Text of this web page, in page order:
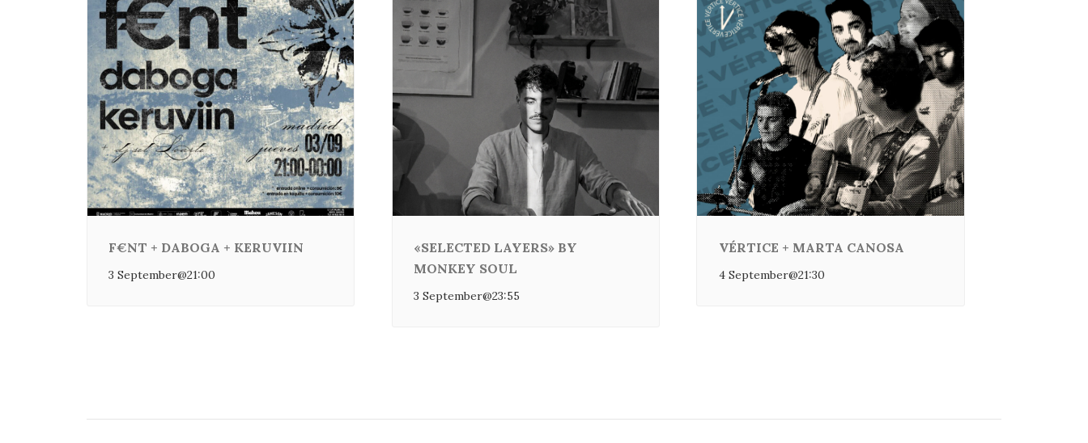
F€NT + DABOGA + KERUVIIN
3 September@21:00
«SELECTED LAYERS» BY
MONKEY SOUL
3 September@23:55
VÉRTICE + MARTA CANOSA
4 September@21:30